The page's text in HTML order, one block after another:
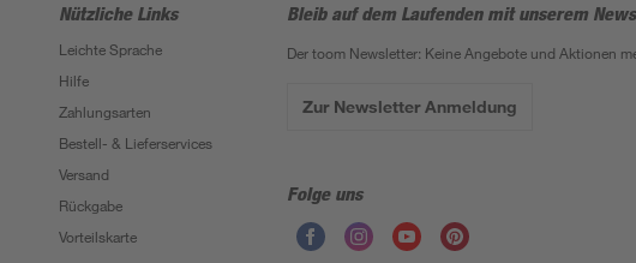
Nützliche Links
Leichte Sprache
Hilfe
Zahlungsarten
Bestell- & Lieferservices
Versand
Rückgabe
Vorteilskarte
Bleib auf dem Laufenden mit unserem
Der toom Newsletter: Keine Angebote und Aktionen
Zur Newsletter Anmeldung
Folge uns